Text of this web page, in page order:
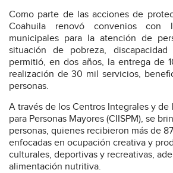
Como parte de las acciones de
Coahuila renovó convenios con
municipales para la atención de
situación de pobreza,
permitió, en dos años, la entrega de
realización de 30 mil servicios,
personas.
A través de los Centros Integrales y de
para Personas Mayores (CIISPM), se
personas, quienes recibieron más de
enfocadas en ocupación creativa y
culturales, deportivas y recreativas,
alimentación nutritiva.